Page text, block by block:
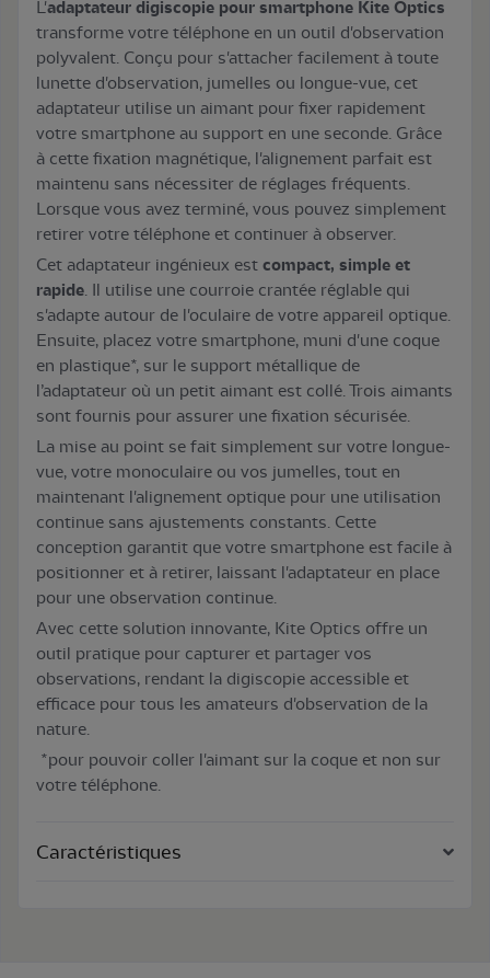
L'adaptateur digiscopie pour smartphone Kite Optics
transforme votre téléphone en un outil d'observation
polyvalent. Conçu pour s'attacher facilement à toute
lunette d'observation, jumelles ou longue-vue, cet
adaptateur utilise un aimant pour fixer rapidement
votre smartphone au support en une seconde. Grâce
à cette fixation magnétique, l'alignement parfait est
maintenu sans nécessiter de réglages fréquents.
Lorsque vous avez terminé, vous pouvez simplement
retirer votre téléphone et continuer à observer.
Cet adaptateur ingénieux est compact, simple et
rapide. Il utilise une courroie crantée réglable qui
s'adapte autour de l'oculaire de votre appareil optique.
Ensuite, placez votre smartphone, muni d'une coque
en plastique*, sur le support métallique de
l’adaptateur où un petit aimant est collé. Trois aimants
sont fournis pour assurer une fixation sécurisée.
La mise au point se fait simplement sur votre longue-
vue, votre monoculaire ou vos jumelles, tout en
maintenant l'alignement optique pour une utilisation
continue sans ajustements constants. Cette
conception garantit que votre smartphone est facile à
positionner et à retirer, laissant l'adaptateur en place
pour une observation continue.
Avec cette solution innovante, Kite Optics offre un
outil pratique pour capturer et partager vos
observations, rendant la digiscopie accessible et
efficace pour tous les amateurs d'observation de la
nature.
*pour pouvoir coller l'aimant sur la coque et non sur
votre téléphone.
Caractéristiques